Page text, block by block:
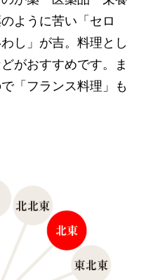
ように苦い「セロ
し」が吉。料理とし
がおすすめです。ま
「フランス料理」も